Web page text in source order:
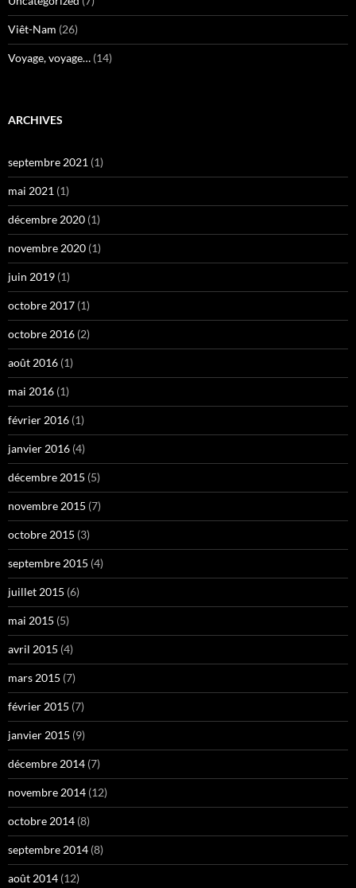
Viêt-Nam (26)
Voyage, voyage… (14)
ARCHIVES
septembre 2021 (1)
mai 2021 (1)
décembre 2020 (1)
novembre 2020 (1)
juin 2019 (1)
octobre 2017 (1)
octobre 2016 (2)
août 2016 (1)
mai 2016 (1)
février 2016 (1)
janvier 2016 (4)
décembre 2015 (5)
novembre 2015 (7)
octobre 2015 (3)
septembre 2015 (4)
juillet 2015 (6)
mai 2015 (5)
avril 2015 (4)
mars 2015 (7)
février 2015 (7)
janvier 2015 (9)
décembre 2014 (7)
novembre 2014 (12)
octobre 2014 (8)
septembre 2014 (8)
août 2014 (12)